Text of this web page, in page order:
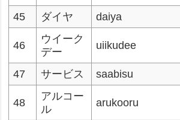
45
ダイヤ daiya
46
ウイーク
デー
uiikudee
47 サービス saabisu
48
アルコー
ル
arukooru